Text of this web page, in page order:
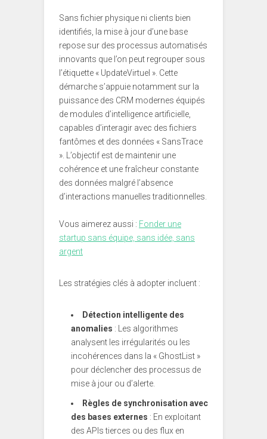
Sans fichier physique ni clients bien
identifiés, la mise à jour d’une base
repose sur des processus automatisés
innovants que l’on peut regrouper sous
l’étiquette « UpdateVirtuel ». Cette
démarche s’appuie notamment sur la
puissance des CRM modernes équipés
de modules d’intelligence artificielle,
capables d’interagir avec des fichiers
fantômes et des données « SansTrace
». L’objectif est de maintenir une
cohérence et une fraîcheur constante
des données malgré l’absence
d’interactions manuelles traditionnelles.
Vous aimerez aussi : Fonder une
startup sans équipe, sans idée, sans
argent
Les stratégies clés à adopter incluent :
Détection intelligente des
anomalies : Les algorithmes
analysent les irrégularités ou les
incohérences dans la « GhostList »
pour déclencher des processus de
mise à jour ou d’alerte.
Règles de synchronisation avec
des bases externes : En exploitant
des APIs tierces ou des flux en